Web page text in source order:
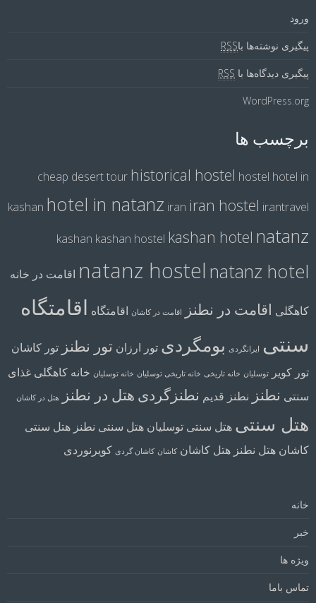
ورود
پیگیری نوشته‌ها باRSS
پیگیری دیدگاه‌ها با RSS
WordPress.org
برچسب ها
cheap desert tour historical hostel hostel hotel in
kashan hotel in natanz iran iran hostel irantravel
kashan kashan hostel kashan hotel natanz
natanz hostel natanz hotel اقامت در خانه
کاهگلی اقامت در نطنز اقامت در کاشان اقامتگاه اقامتگاه
سنتی ایرانگردی بومگردی تور ارزان تور نطنز تور کاشان
تور کویر
توسلیان خانه تاریخی خانه تاریخی توسلیان خانه توسلیان خانه کاهگلی غذای
سنتی نطنز نطنز قدیم نطنزگردی هتل در نطنز هتل در کاشان
هتل سنتی هتل سنتی توسلیان هتل سنتی نطنز هتل سنتی
کاشان هتل نطنز هتل کاشان کاشان کاشان گردی کویرنوردی
خانه
خبر
ویژه ها
تماس باما